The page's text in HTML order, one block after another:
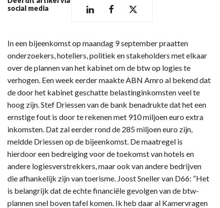
social media
In een bijeenkomst op maandag 9 september praatten
onderzoekers, hoteliers, politiek en stakeholders met elkaar
over de plannen van het kabinet om de btw op logies te
verhogen. Een week eerder maakte ABN Amro al bekend dat
de door het kabinet geschatte belastinginkomsten veel te
hoog zijn. Stef Driessen van de bank benadrukte dat het een
ernstige fout is door te rekenen met 910 miljoen euro extra
inkomsten. Dat zal eerder rond de 285 miljoen euro zijn,
meldde Driessen op de bijeenkomst. De maatregel is
hierdoor een bedreiging voor de toekomst van hotels en
andere logiesverstrekkers, maar ook van andere bedrijven
die afhankelijk zijn van toerisme. Joost Sneller van D66: “Het
is belangrijk dat de echte financiële gevolgen van de btw-
plannen snel boven tafel komen. Ik heb daar al Kamervragen